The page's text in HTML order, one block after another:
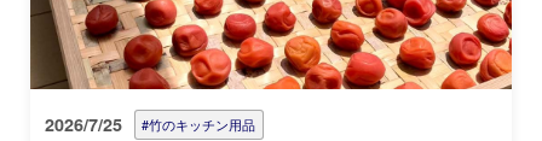
2026/7/25 #竹のキッチン用品